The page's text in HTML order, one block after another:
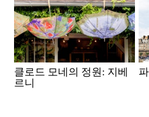
클로드 모네의 정원: 지베
르니